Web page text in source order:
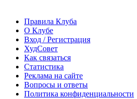
Правила Клуба
О Клубе
Вход / Регистрация
ХудСовет
Как связаться
Статистика
Реклама на сайте
Вопросы и ответы
Политика конфиденциальности